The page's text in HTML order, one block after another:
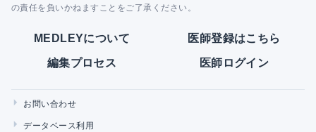
の責任を負いかねますことをご了承ください。
MEDLEYについて 医師登録はこちら
編集プロセス 医師ログイン
お問い合わせ
データベース利用